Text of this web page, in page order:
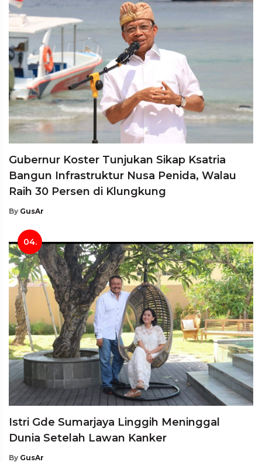
Gubernur Koster Tunjukan Sikap Ksatria
Bangun Infrastruktur Nusa Penida, Walau
Raih 30 Persen di Klungkung
By GusAr
04.
Istri Gde Sumarjaya Linggih Meninggal
Dunia Setelah Lawan Kanker
By GusAr